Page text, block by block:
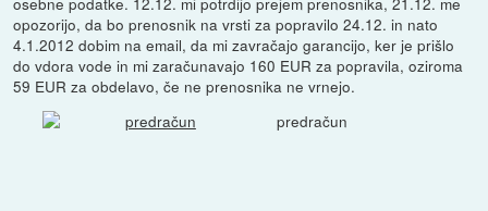
opozorijo, da bo prenosnik na vrsti za popravilo 24.12. in nato
4.1.2012 dobim na email, da mi zavračajo garancijo, ker je prišlo
do vdora vode in mi zaračunavajo 160 EUR za popravila, oziroma
59 EUR za obdelavo, če ne prenosnika ne vrnejo.
predračun